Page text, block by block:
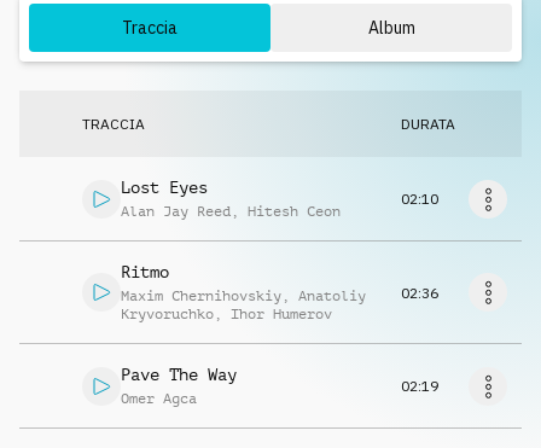
Traccia Album
TRACCIA DURATA
Lost Eyes
Alan Jay Reed , Hitesh Ceon
02:10
Ritmo
Maxim Chernihovskiy , Anatoliy
Kryvoruchko , Ihor Humerov
02:36
Pave The Way
Omer Agca
02:19